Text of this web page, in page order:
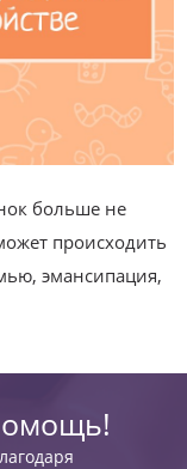
больше не
происходить
эмансипация,